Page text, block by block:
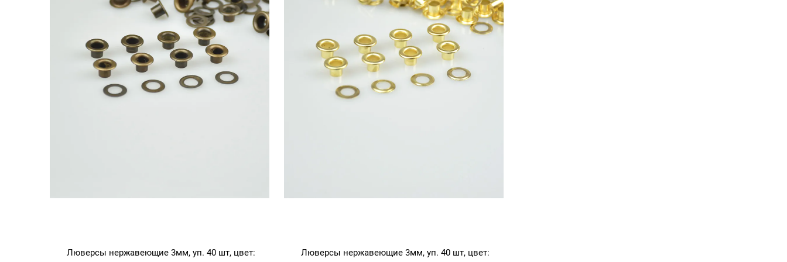
Люверсы нержавеющие 3мм, уп. 40 шт, цвет:
Люверсы нержавеющие 3мм, уп. 40 шт, цвет: